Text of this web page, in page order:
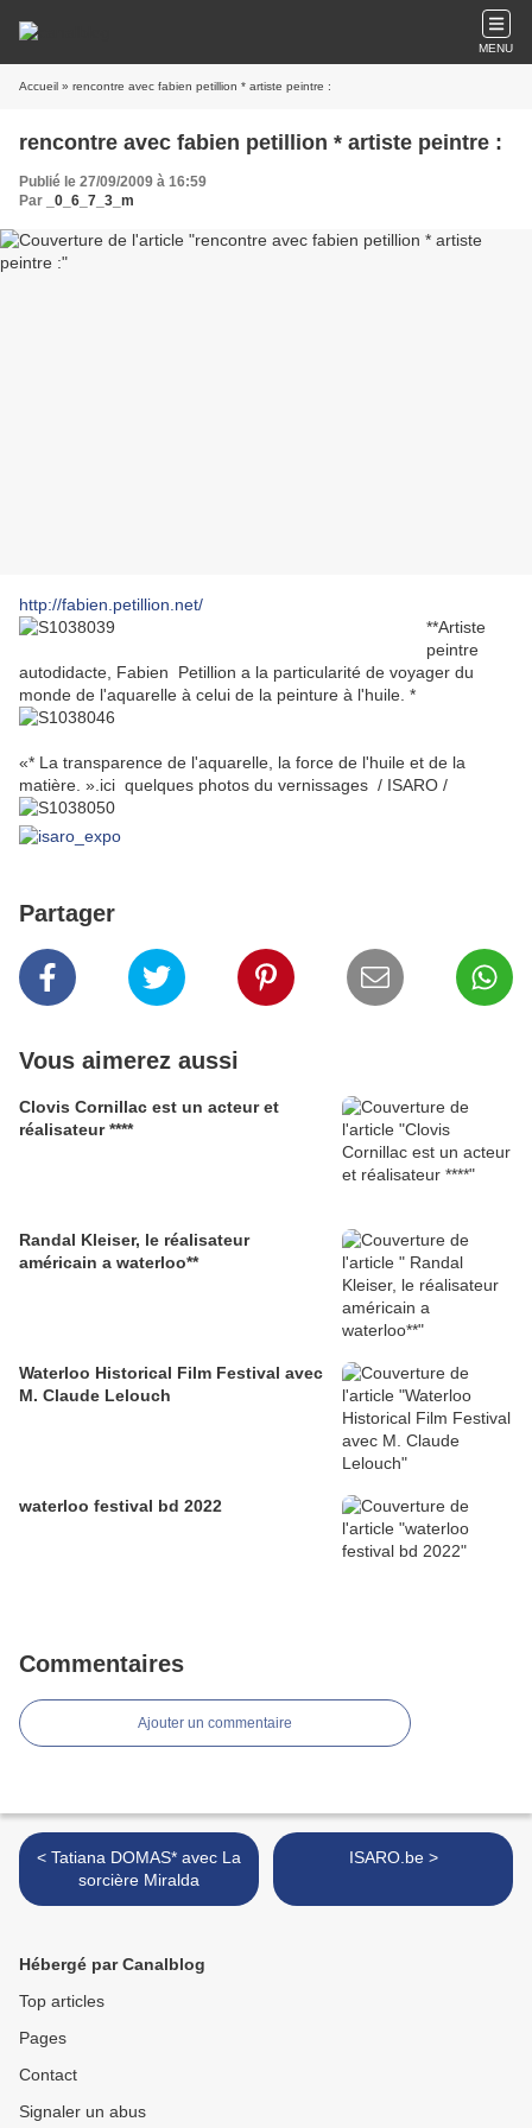
MENU
Accueil » rencontre avec fabien petillion * artiste peintre :
rencontre avec fabien petillion * artiste peintre :
Publié le 27/09/2009 à 16:59
Par
_0_6_7_3_m
http://fabien.petillion.net/
**Artiste
peintre
autodidacte, Fabien Petillion a la particularité de voyager du
monde de l'aquarelle à celui de la peinture à l'huile. *
«* La transparence de l'aquarelle, la force de l'huile et de la
matière. ».ici quelques photos du vernissages / ISARO /
Partager
Vous aimerez aussi
Clovis Cornillac est un acteur et
réalisateur ****
Randal Kleiser, le réalisateur
américain a waterloo**
Waterloo Historical Film Festival avec
M. Claude Lelouch
waterloo festival bd 2022
Commentaires
Ajouter un commentaire
< Tatiana DOMAS* avec La
sorcière Miralda
ISARO.be >
Hébergé par Canalblog
Top articles
Pages
Contact
Signaler un abus